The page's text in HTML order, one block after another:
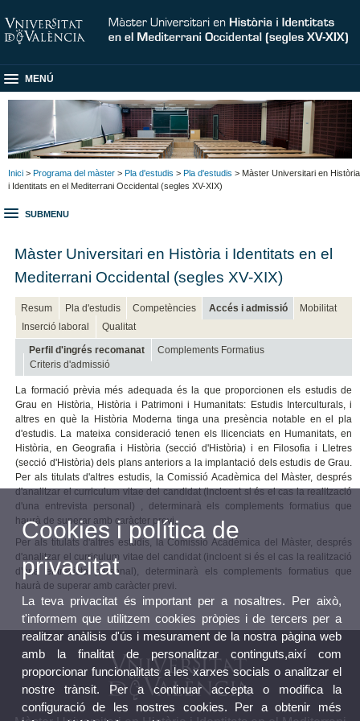
MENÚ
Inici > Programa del màster > Pla d'estudis > Pla d'estudis > Màster Universitari en Història
i Identitats en el Mediterrani Occidental (segles XV-XIX)
SUBMENU
Màster Universitari en Història i Identitats en el
Mediterrani Occidental (segles XV-XIX)
Resum Pla d'estudis Competències Accés i admissió
Mobilitat
Inserció laboral
Qualitat
Perfil d'ingrés recomanat
Complements Formatius
Criteris d'admissió
La formació prèvia més adequada és la que proporcionen els estudis de
Grau en Història, Història i Patrimoni i Humanitats: Estudis Interculturals, i
altres en què la Història Moderna tinga una presència notable en el pla
d'estudis. La mateixa consideració tenen els llicenciats en Humanitats, en
Història, en Geografia i Història (secció d'Història) i en Filosofia i Lletres
(secció d'Història) dels plans anteriors a la implantació dels estudis de Grau.
Per als titulats d'altres estudis, la Comissió Acadèmica del Màster, després
d'analitzar el curriculum vitae del candidat (incloent si és el cas la realització
d'una entrevista personal) , determinarà els complements formatius que
haurà de superar amb caràcter previ.
Per als titulats d'altres estudis, la Comissió Acadèmica del Màster, després
d'analitzar el curriculum vitae del candidat (incloent si és el cas la realització
d'una entrevista personal), determinarà els complements formatius que
haurà de superar amb caràcter previ.
Cookies i política de
privacitat
La teva privacitat és important per a nosaltres. Per això,
t'informem que utilitzem cookies pròpies i de tercers per a
realitzar anàlisis d'ús i mesurament de la nostra pàgina web
amb la finalitat de personalitzar continguts,així com
proporcionar funcionalitats a les xarxes socials o analitzar el
nostre trànsit. Per a continuar accepta o modifica la
configuració de les nostres cookies. Per a obtenir més